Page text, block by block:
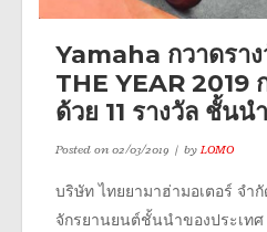
Yamaha กวาดรา
THE YEAR 2019
ด้วย 11 รางวัล ชั้นน
Posted on02/03/2019 byLOMO
บริษัท ไทยยามาฮ่ามอเตอร์ จำ
จักรยานยนต์ชั้นนำของประเทศ